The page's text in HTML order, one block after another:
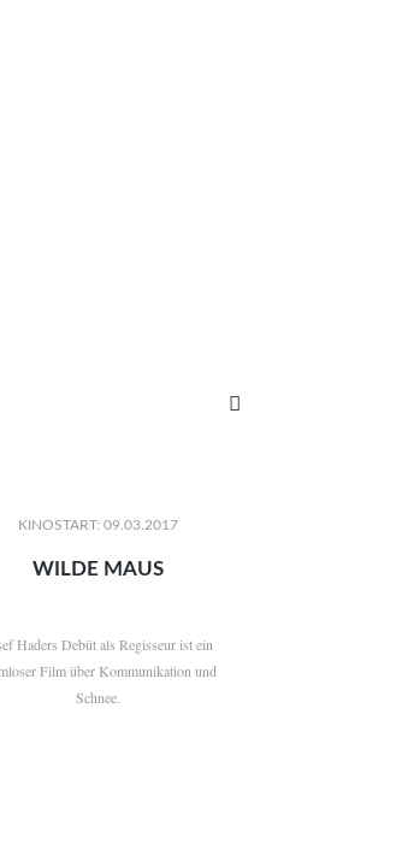

KINOSTART: 09.03.2017
WILDE MAUS
Haders Debüt als Regisseur ist ein
Film über Kommunikation und
Schnee.